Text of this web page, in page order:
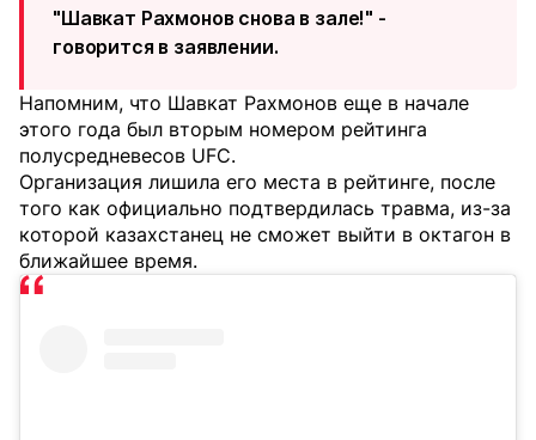
"Шавкат Рахмонов снова в зале!" -
говорится в заявлении.
Напомним, что Шавкат Рахмонов еще в начале
этого года был вторым номером рейтинга
полусредневесов UFC.
Организация лишила его места в рейтинге, после
того как официально подтвердилась травма, из-за
которой казахстанец не сможет выйти в октагон в
ближайшее время.